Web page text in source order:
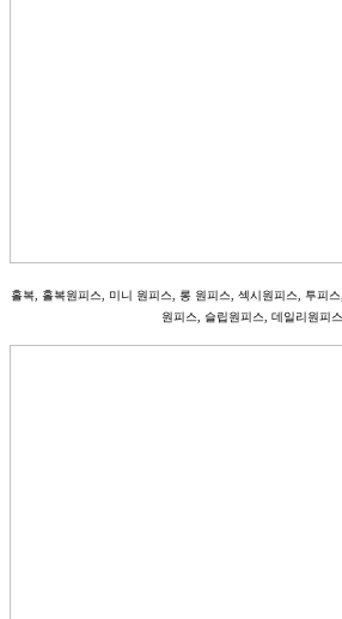
홀복, 홀복원피스, 미니 원피스, 롱 원피스, 섹시원피스, 투피
원피스, 슬립원피스, 데일리원피